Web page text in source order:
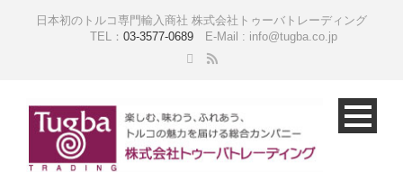
日本初のトルコ専門輸入商社 株式会社トゥーバトレーディング
TEL： 03-3577-0689E-Mail : info@tugba.co.jp